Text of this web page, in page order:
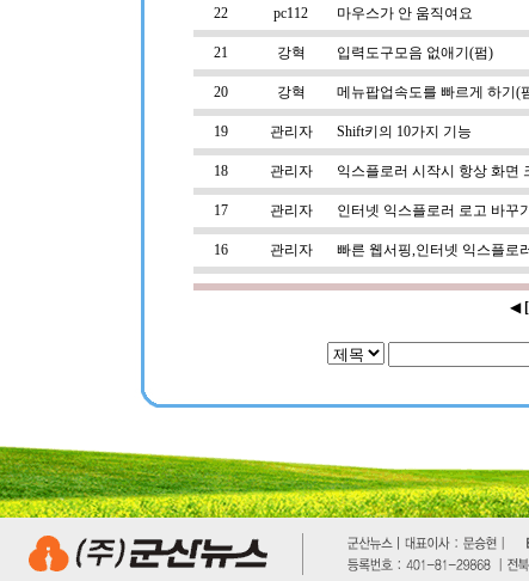
22 pc112 마우스가 안 움직여요
21 강혁 입력도구모음 없애기(펌)
20 강혁 메뉴팝업속도를 빠르게 하기(
19 관리자 Shift키의 10가지 기능
18 관리자 익스플로러 시작시 항상 화면
17 관리자 인터넷 익스플로러 로고 바꾸기
16 관리자 빠른 웹서핑,인터넷 익스플로
◀